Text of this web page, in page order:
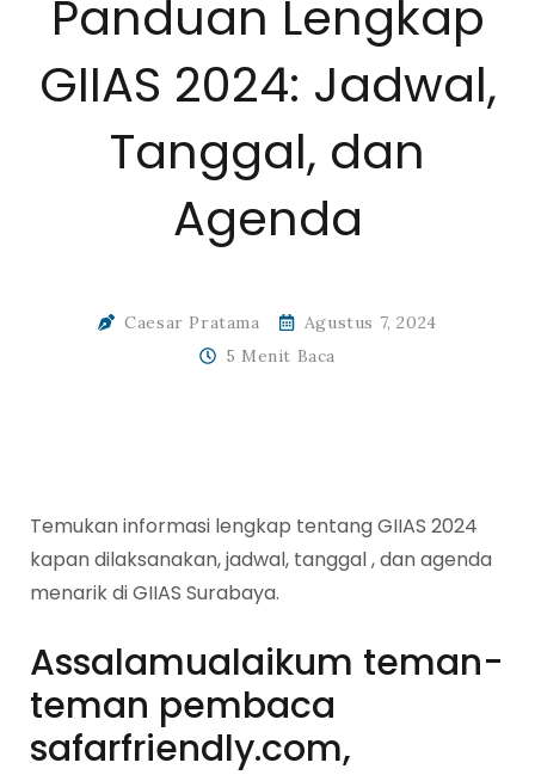
Panduan Lengkap
GIIAS 2024: Jadwal,
Tanggal, dan
Agenda
Caesar Pratama
Agustus 7, 2024
5 Menit Baca
Temukan informasi lengkap tentang GIIAS 2024
kapan dilaksanakan, jadwal, tanggal , dan agenda
menarik di GIIAS Surabaya.
Assalamualaikum teman-
teman pembaca
safarfriendly.com,